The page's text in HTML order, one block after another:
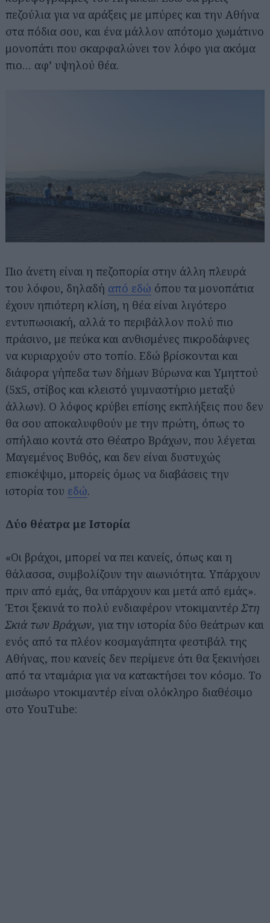
πεζούλια για να αράξεις με μπύρες και την Αθήνα
στα πόδια σου, και ένα μάλλον απότομο χωμάτινο
μονοπάτι που σκαρφαλώνει τον λόφο για ακόμα
πιο… αφ’ υψηλού θέα.
Πιο άνετη είναι η πεζοπορία στην άλλη πλευρά
του λόφου, δηλαδή από εδώ όπου τα μονοπάτια
έχουν ηπιότερη κλίση, η θέα είναι λιγότερο
εντυπωσιακή, αλλά το περιβάλλον πολύ πιο
πράσινο, με πεύκα και ανθισμένες πικροδάφνες
να κυριαρχούν στο τοπίο. Εδώ βρίσκονται και
διάφορα γήπεδα των δήμων Βύρωνα και Υμηττού
(5x5, στίβος και κλειστό γυμναστήριο μεταξύ
άλλων). Ο λόφος κρύβει επίσης εκπλήξεις που δεν
θα σου αποκαλυφθούν με την πρώτη, όπως το
σπήλαιο κοντά στο Θέατρο Βράχων, που λέγεται
Μαγεμένος Βυθός, και δεν είναι δυστυχώς
επισκέψιμο, μπορείς όμως να διαβάσεις την
ιστορία του εδώ.
Δύο θέατρα με Ιστορία
«Οι βράχοι, μπορεί να πει κανείς, όπως και η
θάλασσα, συμβολίζουν την αιωνιότητα. Υπάρχουν
πριν από εμάς, θα υπάρχουν και μετά από εμάς».
Έτσι ξεκινά το πολύ ενδιαφέρον ντοκιμαντέρΣτη
Σκιά των Βράχων, για την ιστορία δύο θεάτρων και
ενός από τα πλέον κοσμαγάπητα φεστιβάλ της
Αθήνας, που κανείς δεν περίμενε ότι θα ξεκινήσει
από τα νταμάρια για να κατακτήσει τον κόσμο. Το
μισάωρο ντοκιμαντέρ είναι ολόκληρο διαθέσιμο
στο YouTube: